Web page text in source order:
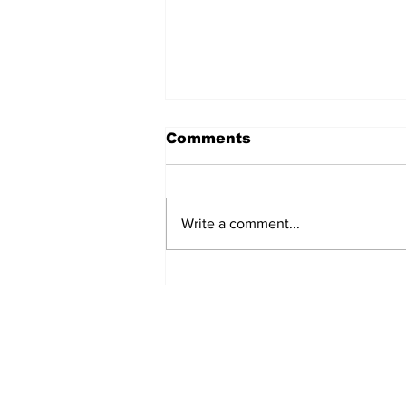
Comments
Write a comment...